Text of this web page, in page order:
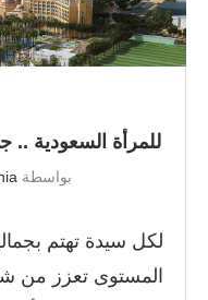
للمرأة السعودية ..
بواسطة
لكل سيدة تهتم
المستوى تعزز من